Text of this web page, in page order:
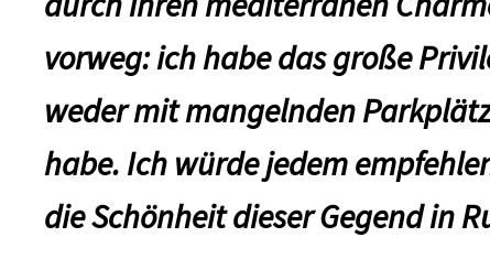
vorweg: ich habe das große
weder mit mangelnden
habe. Ich würde jedem
die Schönheit dieser Gegend in